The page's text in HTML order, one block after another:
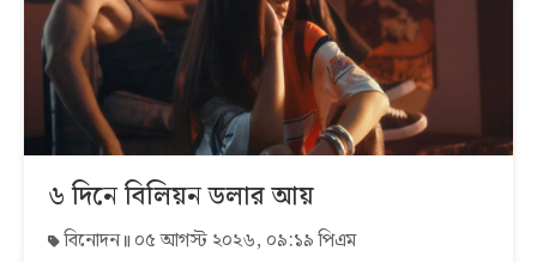
৬ দিনে বিলিয়ন ডলার আয়
বিনোদন ০৫ আগস্ট ২০২৬, ০৯:১৯ পিএম